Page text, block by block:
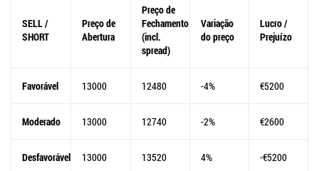
SELL /
SHORT
Preço de
Abertura
Preço de
Fechamento
(incl.
spread)
Variação
do preço
Lucro /
Prejuízo
Favorável 13000 12480 -4% €5200
Moderado 13000 12740 -2% €2600
Desfavorável 13000 13520 4% -€5200